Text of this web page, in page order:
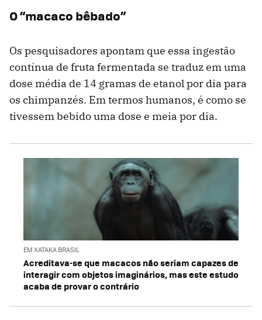
O “macaco bêbado”
Os pesquisadores apontam que essa ingestão
contínua de fruta fermentada se traduz em uma
dose média de 14 gramas de etanol por dia para
os chimpanzés. Em termos humanos, é como se
tivessem bebido uma dose e meia por dia.
EM XATAKA BRASIL
Acreditava-se que macacos não seriam capazes de
interagir com objetos imaginários, mas este estudo
acaba de provar o contrário